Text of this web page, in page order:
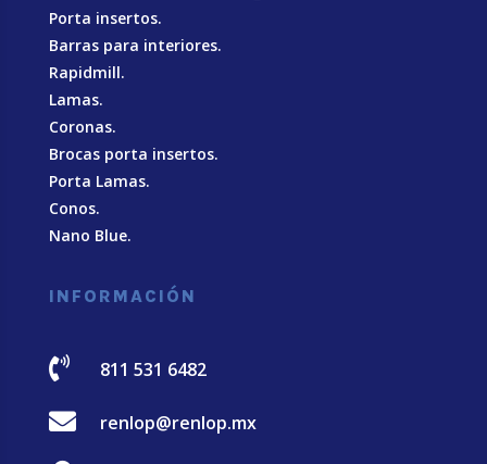
Porta insertos.
Barras para interiores.
Rapidmill.
Lamas.
Coronas.
Brocas porta insertos.
Porta Lamas.
Conos.
Nano Blue.
INFORMACIÓN
 811 531 6482
 renlop@renlop.mx